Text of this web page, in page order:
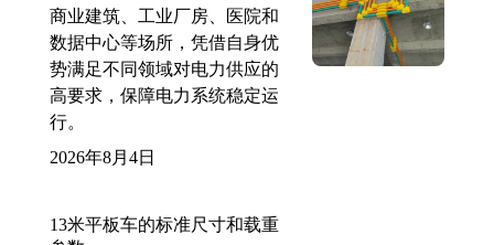
商业建筑、工业厂房、医院和
数据中心等场所，凭借自身优
势满足不同领域对电力供应的
高要求，保障电力系统稳定运
行。
2026年8月4日
13米平板车的标准尺寸和载重